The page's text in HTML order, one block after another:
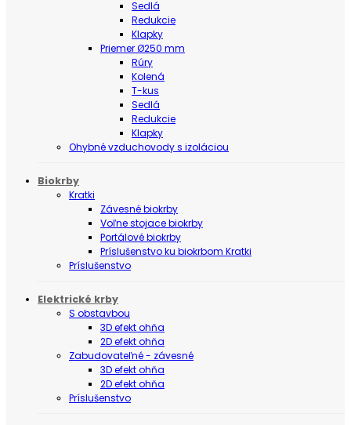
Sedlá
Redukcie
Klapky
Priemer Ø250 mm
Rúry
Kolená
T-kus
Sedlá
Redukcie
Klapky
Ohybné vzduchovody s izoláciou
Biokrby
Kratki
Závesné biokrby
Voľne stojace biokrby
Portálové biokrby
Príslušenstvo ku biokrbom Kratki
Príslušenstvo
Elektrické krby
S obstavbou
3D efekt ohňa
2D efekt ohňa
Zabudovateľné - závesné
3D efekt ohňa
2D efekt ohňa
Príslušenstvo